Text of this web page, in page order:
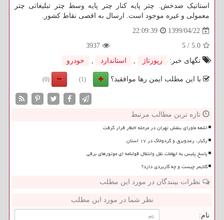
استاتیک ضدخش. چتر پایه کنار چتر پایه وسط چتر تبلیغاتی چتر
معمولی و غیره موجود است. ارسال به اقصی نقاط کشور.
1399/04/22
22:09:39
5.0
/
5
3937
تگهای خبر:
رپورتاژ , استاندارد , خودرو
با این مطلب ایمن رها موافقید؟ (1)
(0)
تازه ترین مطالب مرتبط
اشعه ماورای بنفش تهران در مرحله اخطار قرار گرفت
رگبار، رعدوبرق و گردوخاک در ۱۷ استان
پاسخ پلیس به ابهامات نقل وانتقال قولنامه ای موتورهای برقی
کلایمر چیست و چه کاربردی دارد؟
نظرات بینندگان در مورد این مطلب
نظر شما در مورد این مطلب
نام: